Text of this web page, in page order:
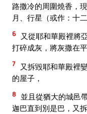
路撒冷的周圍燒香，
月、行星（或作：十
6
又從耶和華殿裡將
打碎成灰，將灰撒在
7
又拆毀耶和華殿裡
的屋子，
8
並且從猶大的城邑
迦巴直到別是巴，又